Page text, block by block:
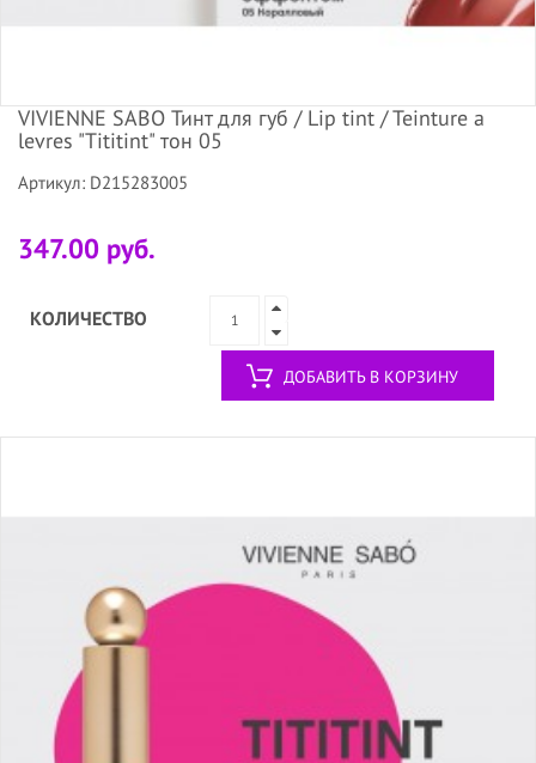
VIVIENNE SABO Тинт для губ / Lip tint / Teinture a
levres "Tititint" тон 05
Артикул: D215283005
347.00 руб.
КОЛИЧЕСТВО
ДОБАВИТЬ В КОРЗИНУ